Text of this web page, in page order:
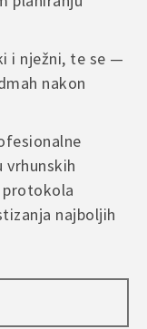
i nježni, te se —
nakon
protokola
najboljih